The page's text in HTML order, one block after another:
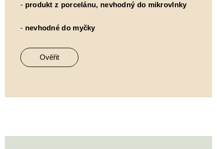
- produkt z porcelánu, nevhodný do mikrovlnky
- nevhodné do myčky
Ověřit